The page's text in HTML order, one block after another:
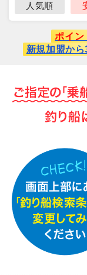
人気順
ポイン
新規加盟から